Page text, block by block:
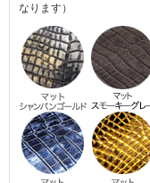
なります）